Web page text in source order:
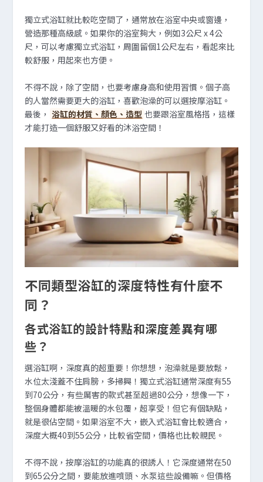
獨立式浴缸就比較吃空間了，通常放在浴室中央或窗邊，
營造那種高級感。如果你的浴室夠大，例如3公尺 x 4公
尺，可以考慮獨立式浴缸，周圍留個1公尺左右，看起來比
較舒服，用起來也方便。
不得不說，除了空間，也要考慮身高和使用習慣。個子高
的人當然需要更大的浴缸，喜歡泡澡的可以選按摩浴缸。
最後， 浴缸的材質、顏色、造型 也要跟浴室風格搭，這樣
才能打造一個舒服又好看的沐浴空間！
不同類型浴缸的深度特性有什麼不
同？
各式浴缸的設計特點和深度差異有哪
些？
選浴缸啊，深度真的超重要！你想想，泡澡就是要放鬆，
水位太淺蓋不住肩膀，多掃興！獨立式浴缸通常深度有55
到70公分，有些厲害的款式甚至超過80公分，想像一下，
整個身體都能被溫暖的水包覆，超享受！但它有個缺點，
就是很佔空間。如果浴室不大，嵌入式浴缸會比較適合，
深度大概40到55公分，比較省空間，價格也比較親民。
不得不說，按摩浴缸的功能真的很誘人！它深度通常在50
到65公分之間，要能放進噴頭、水泵這些設備嘛。但價格